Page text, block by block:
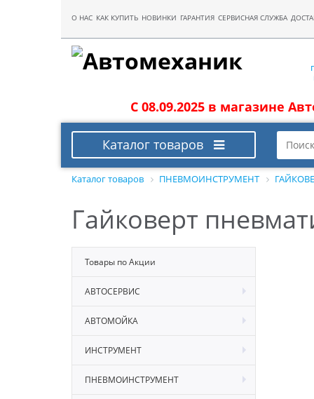
О НАС КАК КУПИТЬ НОВИНКИ ГАРАНТИЯ СЕРВИСНАЯ СЛУЖБА
С 08.09.2025 в магазине
Каталог товаров
Каталог товаров ПНЕВМОИНСТРУМЕНТ
Гайковерт
Товары по Акции
АВТОСЕРВИС
АВТОМОЙКА
ИНСТРУМЕНТ
ПНЕВМОИНСТРУМЕНТ